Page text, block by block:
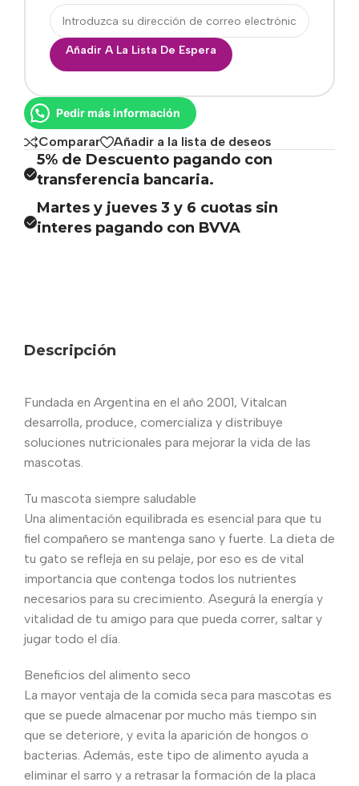
Añadir A La Lista De Espera
Pedir más información
Comparar Añadir a la lista de deseos
5% de Descuento pagando con
transferencia bancaria.
Martes y jueves 3 y 6 cuotas sin
interes pagando con BVVA
Descripción
Fundada en Argentina en el año 2001, Vitalcan
desarrolla, produce, comercializa y distribuye
soluciones nutricionales para mejorar la vida de las
mascotas.
Tu mascota siempre saludable
Una alimentación equilibrada es esencial para que tu
fiel compañero se mantenga sano y fuerte. La dieta de
tu gato se refleja en su pelaje, por eso es de vital
importancia que contenga todos los nutrientes
necesarios para su crecimiento. Asegurá la energía y
vitalidad de tu amigo para que pueda correr, saltar y
jugar todo el día.
Beneficios del alimento seco
La mayor ventaja de la comida seca para mascotas es
que se puede almacenar por mucho más tiempo sin
que se deteriore, y evita la aparición de hongos o
bacterias. Además, este tipo de alimento ayuda a
eliminar el sarro y a retrasar la formación de la placa